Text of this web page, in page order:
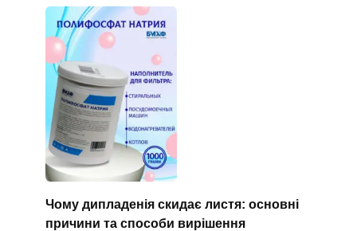
Чому дипладенія скидає листя: основні
причини та способи вирішення